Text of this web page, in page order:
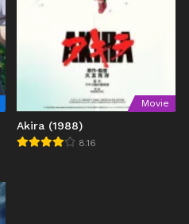
Movie
Akira (1988)
8.16